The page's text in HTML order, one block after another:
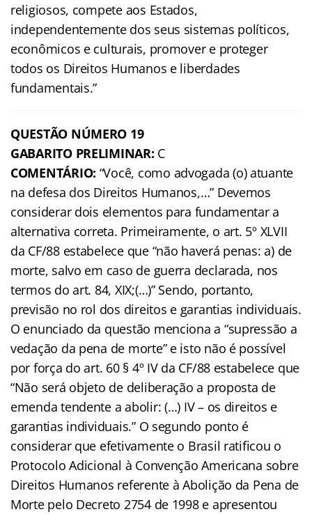
religiosos, compete aos Estados,
independentemente dos seus sistemas políticos,
econômicos e culturais, promover e proteger
todos os Direitos Humanos e liberdades
fundamentais.”
QUESTÃO NÚMERO 19
GABARITO PRELIMINAR: C
COMENTÁRIO: “Você, como advogada (o) atuante
na defesa dos Direitos Humanos,…” Devemos
considerar dois elementos para fundamentar a
alternativa correta. Primeiramente, o art. 5º XLVII
da CF/88 estabelece que “não haverá penas: a) de
morte, salvo em caso de guerra declarada, nos
termos do art. 84, XIX;(…)” Sendo, portanto,
previsão no rol dos direitos e garantias individuais.
O enunciado da questão menciona a “supressão a
vedação da pena de morte” e isto não é possível
por força do art. 60 § 4º IV da CF/88 estabelece que
“Não será objeto de deliberação a proposta de
emenda tendente a abolir: (…) IV – os direitos e
garantias individuais.” O segundo ponto é
considerar que efetivamente o Brasil ratificou o
Protocolo Adicional à Convenção Americana sobre
Direitos Humanos referente à Abolição da Pena de
Morte pelo Decreto 2754 de 1998 e apresentou